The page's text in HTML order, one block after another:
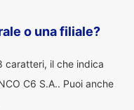
o una filiale?
caratteri, il che indica
C6 S.A.. Puoi anche